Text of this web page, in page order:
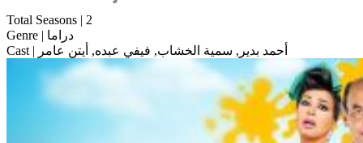
Total Seasons | 2
Genre
| دراما
Cast
| أحمد بدير, سمية الخشاب, فيفي عبده, أيتن عامر